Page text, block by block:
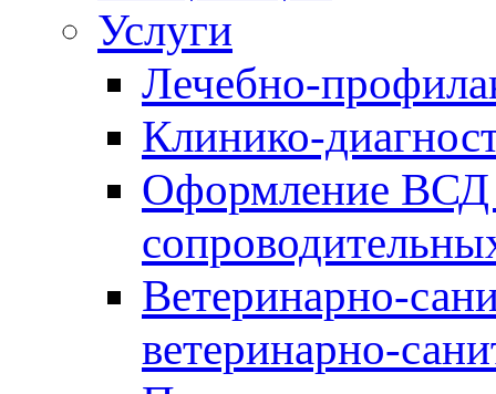
Услуги
Лечебно-
Клинико-
Оформление ВСД
Ветеринарно-
ветеринарно-